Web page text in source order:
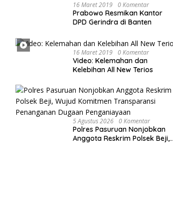
16 Maret 2019 0 Komentar
Prabowo Resmikan Kantor
DPD Gerindra di Banten
16 Maret 2019 0 Komentar
Video: Kelemahan dan
Kelebihan All New Terios
5 Agustus 2026 0 Komentar
Polres Pasuruan Nonjobkan
Anggota Reskrim Polsek Beji,